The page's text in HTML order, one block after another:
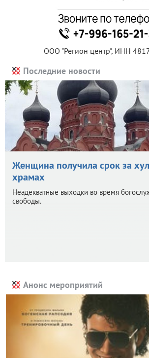
ООО "Регион центр", ИНН
Последние новости
Женщина получила срок за
храмах
Неадекватные выходки во время
свободы.
Анонс мероприятий